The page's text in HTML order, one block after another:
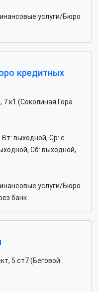
услуги/Бюро
кредитных
к1 (Соколиная Гора
Вт: выходной, Ср: c
Сб: выходной,
услуги/Бюро
банк
5 ст7 (Беговой